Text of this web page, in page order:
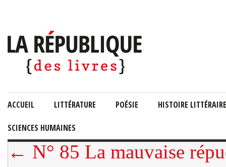
ACCUEIL LITTÉRATURE POÉSIE HISTOIRE LITTÉRAIRE
SCIENCES HUMAINES
← N° 85 La mauvaise